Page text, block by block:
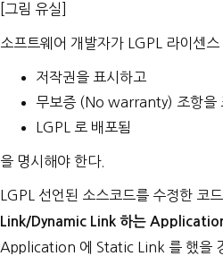
[그림 유실]
소프트웨어 개발자가 LGPL 라이센스
저작권을 표시하고
무보증 (No warranty) 조항을
LGPL 로 배포됨
을 명시해야 한다.
LGPL 선언된 소스코드를 수정한 코
Link/Dynamic Link 하는
Application 에 Static Link 를 했을